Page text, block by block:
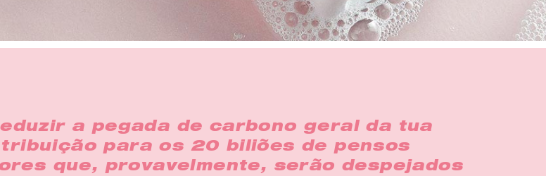
a pegada de carbono geral da tua
para os 20 biliões de pensos
que, provavelmente, serão despejados